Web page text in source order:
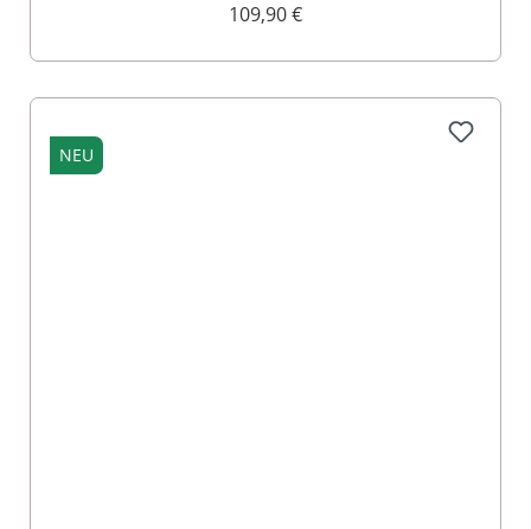
109,90 €
NEU